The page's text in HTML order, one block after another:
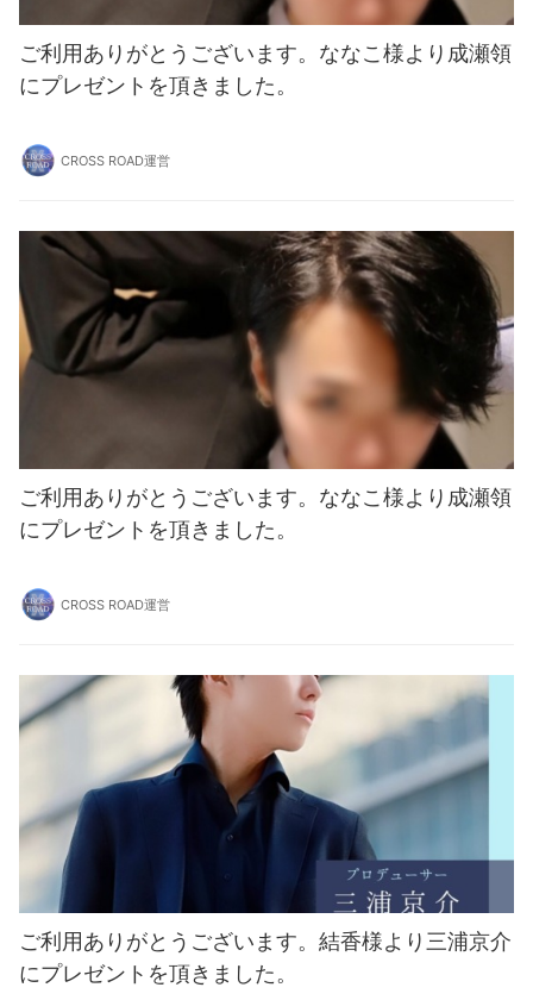
ご利用ありがとうございます。ななこ様より成瀬領
にプレゼントを頂きました。
CROSS ROAD運営
ご利用ありがとうございます。ななこ様より成瀬領
にプレゼントを頂きました。
CROSS ROAD運営
ご利用ありがとうございます。結香様より三浦京介
にプレゼントを頂きました。